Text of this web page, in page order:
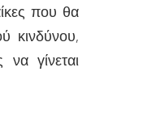
που θα
κινδύνου,
γίνεται